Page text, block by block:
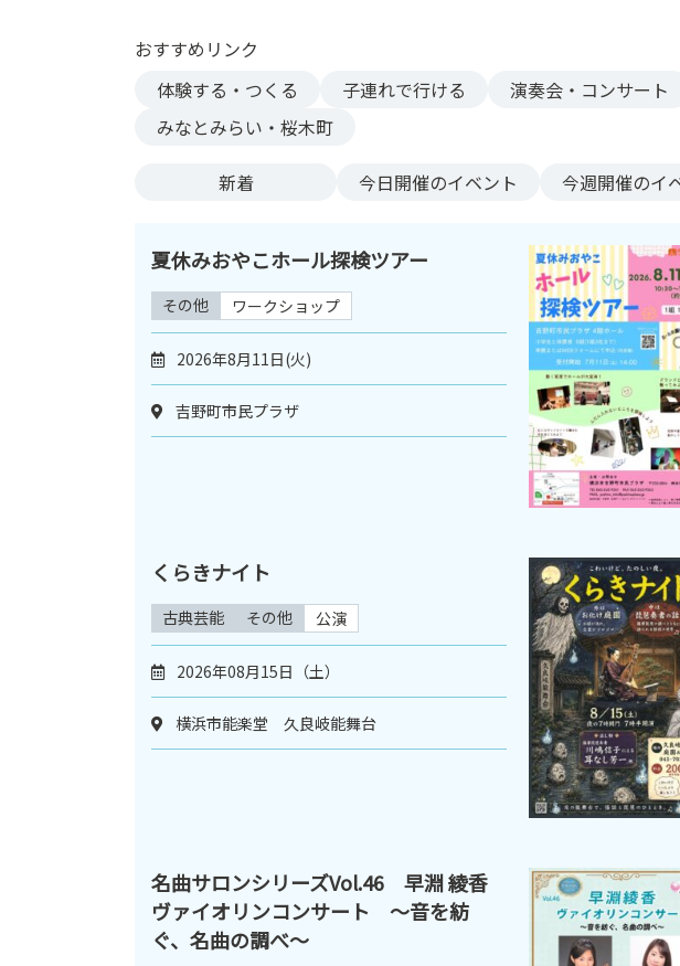
おすすめリンク
体験する・つくる
子連れで行ける 演奏会・コンサート
みなとみらい・桜木町
新着 今日開催のイベント 今週開催のイ
夏休みおやこホール探検ツアー
その他 ワークショップ
2026年8月11日(火)
吉野町市民プラザ
くらきナイト
古典芸能 その他 公演
2026年08月15日（土）
横浜市能楽堂 久良岐能舞台
名曲サロンシリーズVol.46 早淵 綾香
ヴァイオリンコンサート ～音を紡
ぐ、名曲の調べ～